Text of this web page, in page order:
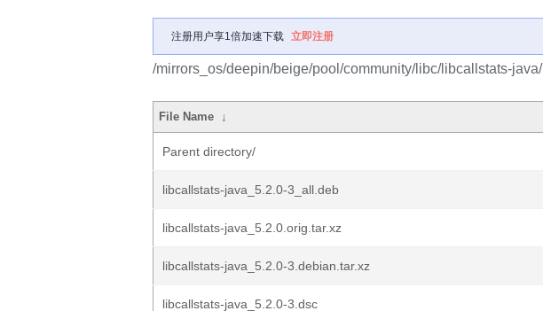
注册用户享1倍加速下载 立即注册
/mirrors_os/deepin/beige/pool/community/libc/libcallstats-java/
File Name ↓
Parent directory/
libcallstats-java_5.2.0-3_all.deb
libcallstats-java_5.2.0.orig.tar.xz
libcallstats-java_5.2.0-3.debian.tar.xz
libcallstats-java_5.2.0-3.dsc